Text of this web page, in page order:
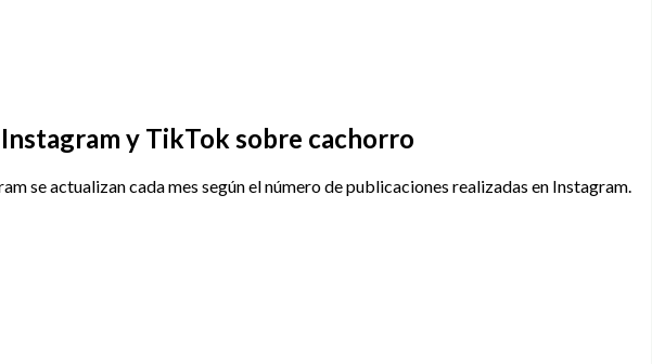
y TikTok sobre cachorro
se actualizan cada mes según el número de publicaciones realizadas en Instagram.